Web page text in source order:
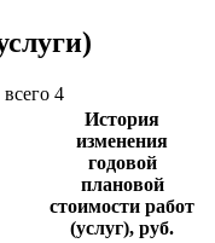
4
История
изменения
годовой
плановой
стоимости работ
(услуг), руб.